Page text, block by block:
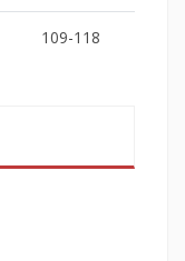
109-118